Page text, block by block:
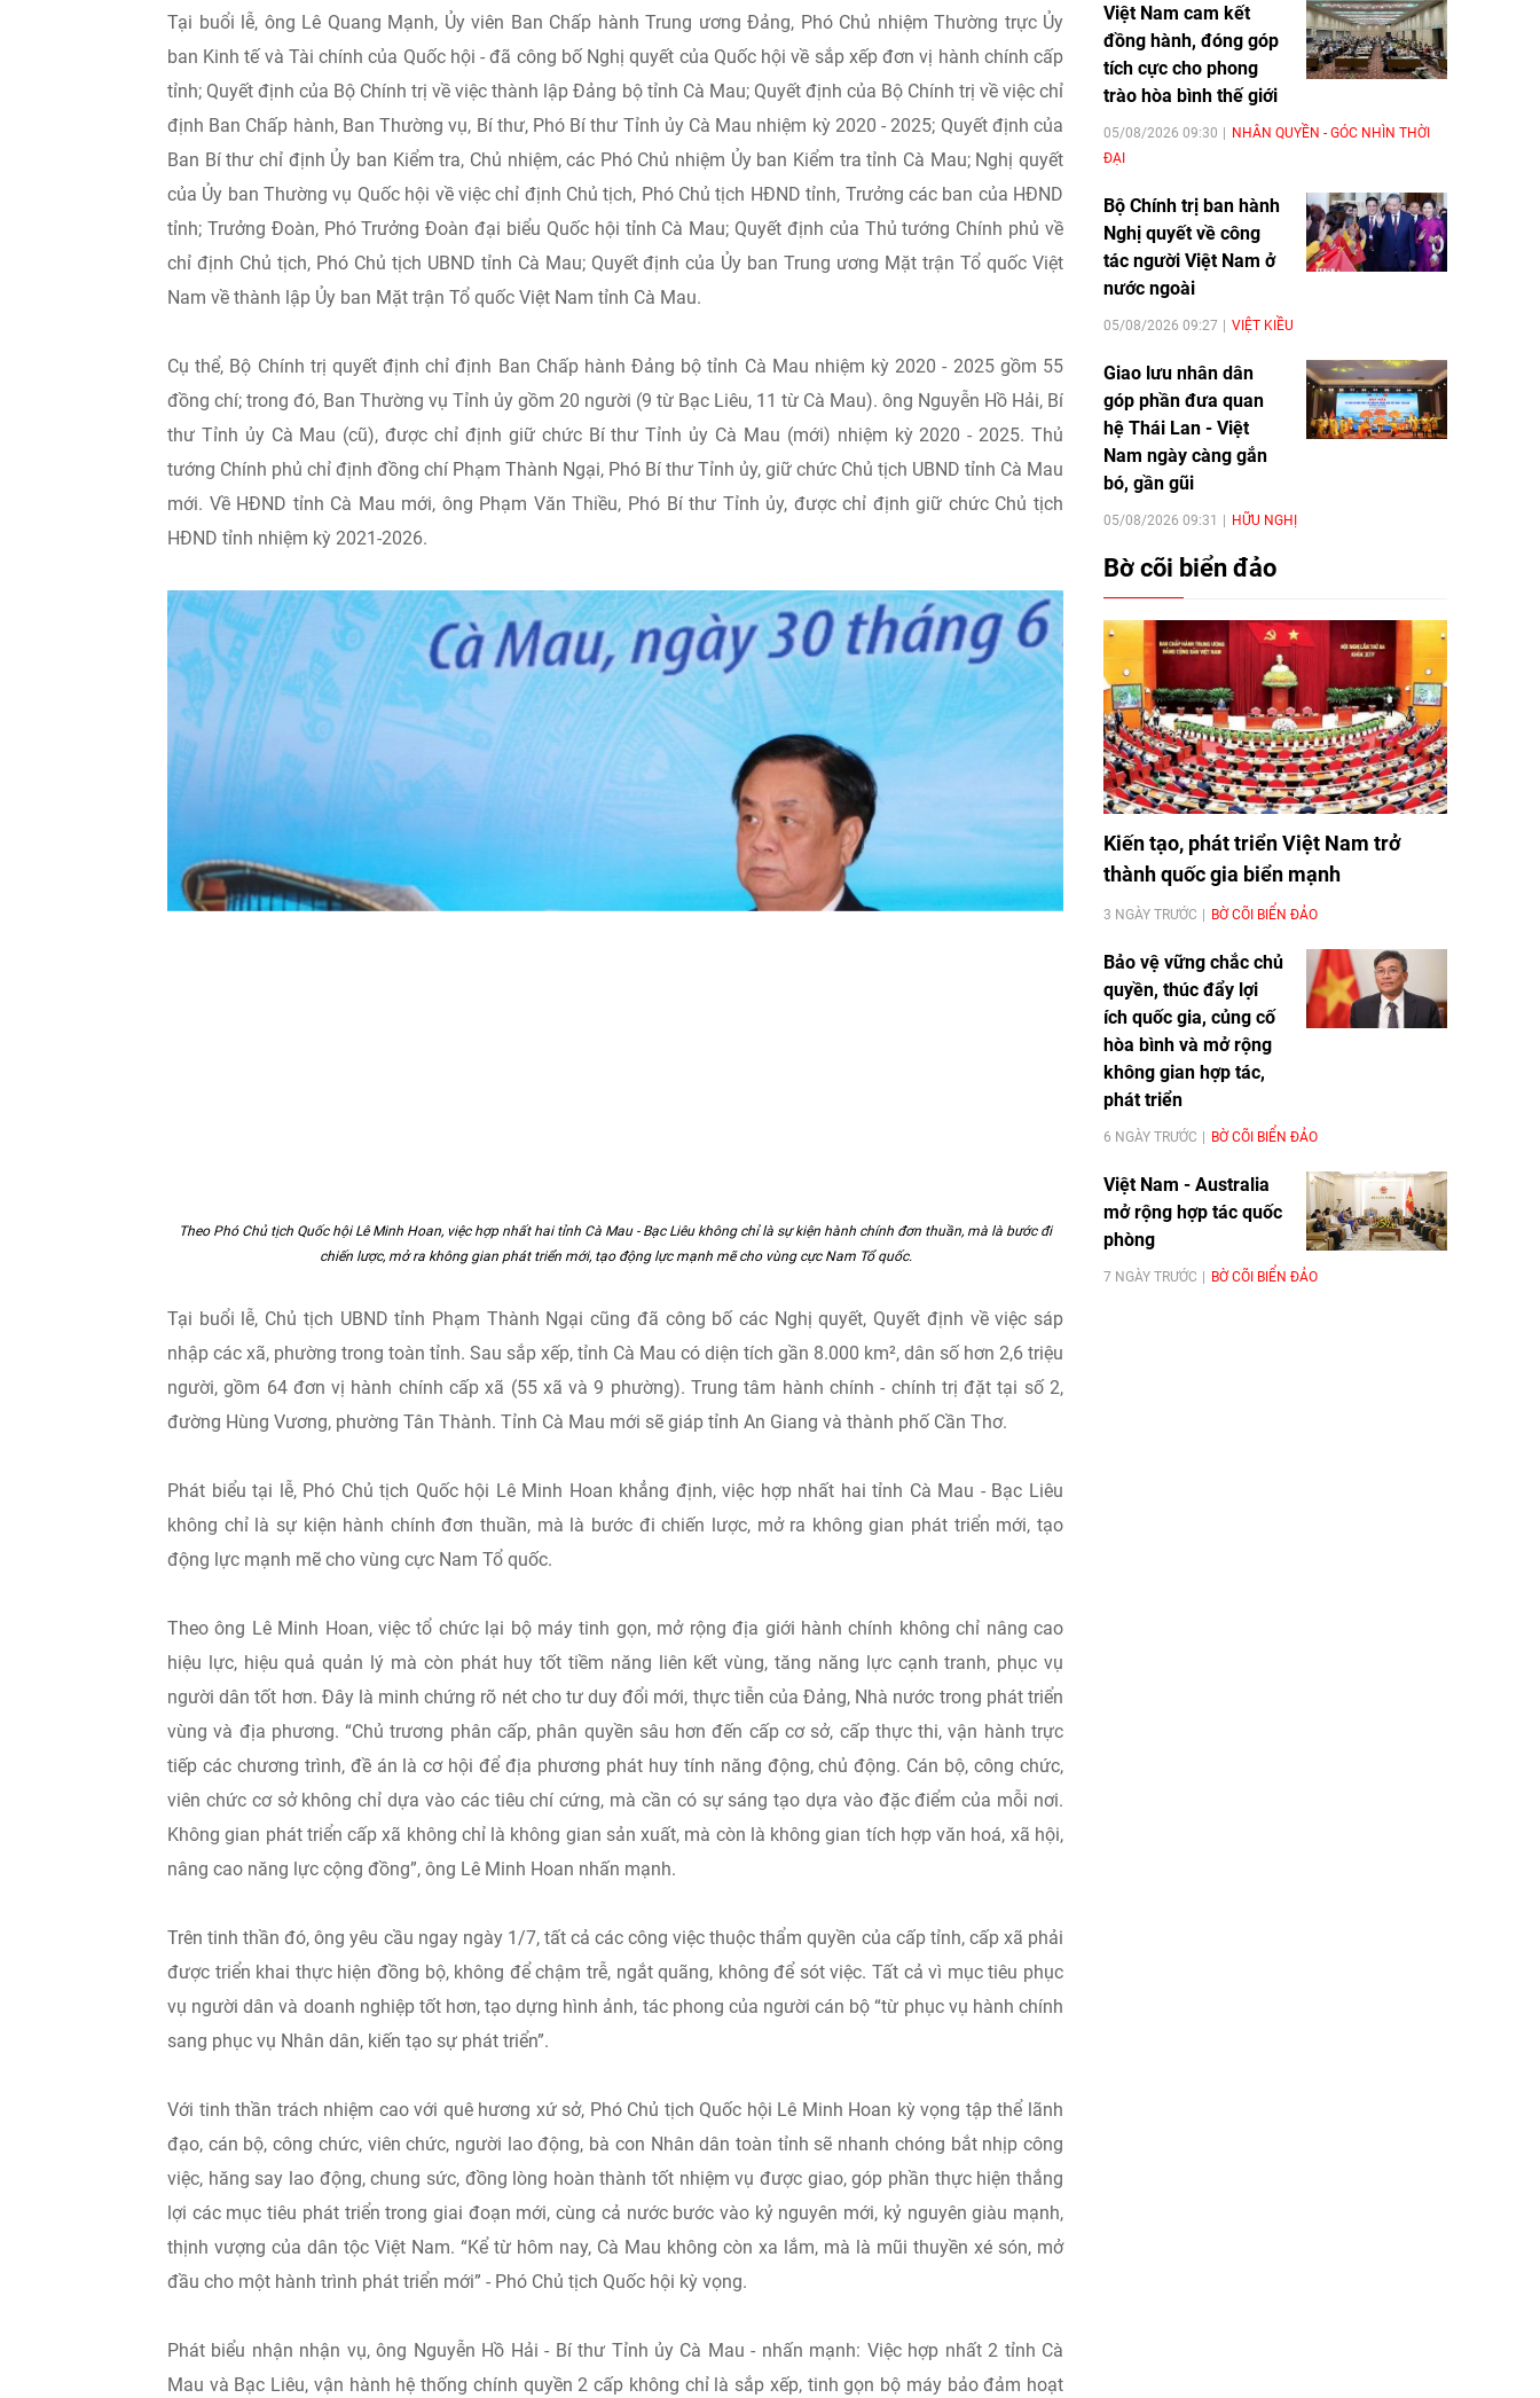
Tại buổi lễ, ông Lê Quang Mạnh, Ủy viên Ban Chấp hành Trung ương Đảng, Phó Chủ nhiệm Thường trực Ủy
ban Kinh tế và Tài chính của Quốc hội - đã công bố Nghị quyết của Quốc hội về sắp xếp đơn vị hành chính cấp
tỉnh; Quyết định của Bộ Chính trị về việc thành lập Đảng bộ tỉnh Cà Mau; Quyết định của Bộ Chính trị về việc chỉ
định Ban Chấp hành, Ban Thường vụ, Bí thư, Phó Bí thư Tỉnh ủy Cà Mau nhiệm kỳ 2020 - 2025; Quyết định của
Ban Bí thư chỉ định Ủy ban Kiểm tra, Chủ nhiệm, các Phó Chủ nhiệm Ủy ban Kiểm tra tỉnh Cà Mau; Nghị quyết
của Ủy ban Thường vụ Quốc hội về việc chỉ định Chủ tịch, Phó Chủ tịch HĐND tỉnh, Trưởng các ban của HĐND
tỉnh; Trưởng Đoàn, Phó Trưởng Đoàn đại biểu Quốc hội tỉnh Cà Mau; Quyết định của Thủ tướng Chính phủ về
chỉ định Chủ tịch, Phó Chủ tịch UBND tỉnh Cà Mau; Quyết định của Ủy ban Trung ương Mặt trận Tổ quốc Việt
Nam về thành lập Ủy ban Mặt trận Tổ quốc Việt Nam tỉnh Cà Mau.
Cụ thể, Bộ Chính trị quyết định chỉ định Ban Chấp hành Đảng bộ tỉnh Cà Mau nhiệm kỳ 2020 - 2025 gồm 55
đồng chí; trong đó, Ban Thường vụ Tỉnh ủy gồm 20 người (9 từ Bạc Liêu, 11 từ Cà Mau). ông Nguyễn Hồ Hải, Bí
thư Tỉnh ủy Cà Mau (cũ), được chỉ định giữ chức Bí thư Tỉnh ủy Cà Mau (mới) nhiệm kỳ 2020 - 2025. Thủ
tướng Chính phủ chỉ định đồng chí Phạm Thành Ngại, Phó Bí thư Tỉnh ủy, giữ chức Chủ tịch UBND tỉnh Cà Mau
mới. Về HĐND tỉnh Cà Mau mới, ông Phạm Văn Thiều, Phó Bí thư Tỉnh ủy, được chỉ định giữ chức Chủ tịch
HĐND tỉnh nhiệm kỳ 2021-2026.
Theo Phó Chủ tịch Quốc hội Lê Minh Hoan, việc hợp nhất hai tỉnh Cà Mau - Bạc Liêu không chỉ là sự kiện hành chính đơn thuần, mà là bước đi
chiến lược, mở ra không gian phát triển mới, tạo động lực mạnh mẽ cho vùng cực Nam Tổ quốc.
Tại buổi lễ, Chủ tịch UBND tỉnh Phạm Thành Ngại cũng đã công bố các Nghị quyết, Quyết định về việc sáp
nhập các xã, phường trong toàn tỉnh. Sau sắp xếp, tỉnh Cà Mau có diện tích gần 8.000 km², dân số hơn 2,6 triệu
người, gồm 64 đơn vị hành chính cấp xã (55 xã và 9 phường). Trung tâm hành chính - chính trị đặt tại số 2,
đường Hùng Vương, phường Tân Thành. Tỉnh Cà Mau mới sẽ giáp tỉnh An Giang và thành phố Cần Thơ.
Phát biểu tại lễ, Phó Chủ tịch Quốc hội Lê Minh Hoan khẳng định, việc hợp nhất hai tỉnh Cà Mau - Bạc Liêu
không chỉ là sự kiện hành chính đơn thuần, mà là bước đi chiến lược, mở ra không gian phát triển mới, tạo
động lực mạnh mẽ cho vùng cực Nam Tổ quốc.
Theo ông Lê Minh Hoan, việc tổ chức lại bộ máy tinh gọn, mở rộng địa giới hành chính không chỉ nâng cao
hiệu lực, hiệu quả quản lý mà còn phát huy tốt tiềm năng liên kết vùng, tăng năng lực cạnh tranh, phục vụ
người dân tốt hơn. Đây là minh chứng rõ nét cho tư duy đổi mới, thực tiễn của Đảng, Nhà nước trong phát triển
vùng và địa phương. “Chủ trương phân cấp, phân quyền sâu hơn đến cấp cơ sở, cấp thực thi, vận hành trực
tiếp các chương trình, đề án là cơ hội để địa phương phát huy tính năng động, chủ động. Cán bộ, công chức,
viên chức cơ sở không chỉ dựa vào các tiêu chí cứng, mà cần có sự sáng tạo dựa vào đặc điểm của mỗi nơi.
Không gian phát triển cấp xã không chỉ là không gian sản xuất, mà còn là không gian tích hợp văn hoá, xã hội,
nâng cao năng lực cộng đồng”, ông Lê Minh Hoan nhấn mạnh.
Trên tinh thần đó, ông yêu cầu ngay ngày 1/7, tất cả các công việc thuộc thẩm quyền của cấp tỉnh, cấp xã phải
được triển khai thực hiện đồng bộ, không để chậm trễ, ngắt quãng, không để sót việc. Tất cả vì mục tiêu phục
vụ người dân và doanh nghiệp tốt hơn, tạo dựng hình ảnh, tác phong của người cán bộ “từ phục vụ hành chính
sang phục vụ Nhân dân, kiến tạo sự phát triển”.
Với tinh thần trách nhiệm cao với quê hương xứ sở, Phó Chủ tịch Quốc hội Lê Minh Hoan kỳ vọng tập thể lãnh
đạo, cán bộ, công chức, viên chức, người lao động, bà con Nhân dân toàn tỉnh sẽ nhanh chóng bắt nhịp công
việc, hăng say lao động, chung sức, đồng lòng hoàn thành tốt nhiệm vụ được giao, góp phần thực hiện thắng
lợi các mục tiêu phát triển trong giai đoạn mới, cùng cả nước bước vào kỷ nguyên mới, kỷ nguyên giàu mạnh,
thịnh vượng của dân tộc Việt Nam. “Kể từ hôm nay, Cà Mau không còn xa lắm, mà là mũi thuyền xé són, mở
đầu cho một hành trình phát triển mới” - Phó Chủ tịch Quốc hội kỳ vọng.
Phát biểu nhận nhận vụ, ông Nguyễn Hồ Hải - Bí thư Tỉnh ủy Cà Mau - nhấn mạnh: Việc hợp nhất 2 tỉnh Cà
Mau và Bạc Liêu, vận hành hệ thống chính quyền 2 cấp không chỉ là sắp xếp, tinh gọn bộ máy bảo đảm hoạt
Việt Nam cam kết
đồng hành, đóng góp
tích cực cho phong
trào hòa bình thế giới
05/08/2026 09:30
NHÂN QUYỀN - GÓC NHÌN THỜI
ĐẠI
Bộ Chính trị ban hành
Nghị quyết về công
tác người Việt Nam ở
nước ngoài
05/08/2026 09:27 VIỆT KIỀU
Giao lưu nhân dân
góp phần đưa quan
hệ Thái Lan - Việt
Nam ngày càng gắn
bó, gần gũi
05/08/2026 09:31 HỮU NGHỊ
Bờ cõi biển đảo
Kiến tạo, phát triển Việt Nam trở
thành quốc gia biển mạnh
3 NGÀY TRƯỚC BỜ CÕI BIỂN ĐẢO
Bảo vệ vững chắc chủ
quyền, thúc đẩy lợi
ích quốc gia, củng cố
hòa bình và mở rộng
không gian hợp tác,
phát triển
6 NGÀY TRƯỚC BỜ CÕI BIỂN ĐẢO
Việt Nam - Australia
mở rộng hợp tác quốc
phòng
7 NGÀY TRƯỚC BỜ CÕI BIỂN ĐẢO